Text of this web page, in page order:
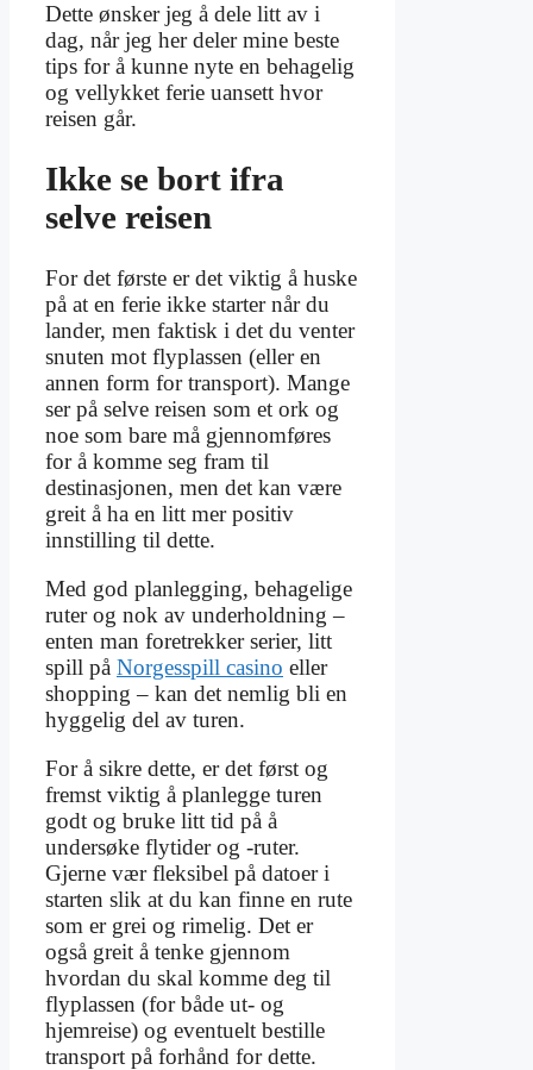
Dette ønsker jeg å dele litt av i
dag, når jeg her deler mine beste
tips for å kunne nyte en behagelig
og vellykket ferie uansett hvor
reisen går.
Ikke se bort ifra
selve reisen
For det første er det viktig å huske
på at en ferie ikke starter når du
lander, men faktisk i det du venter
snuten mot flyplassen (eller en
annen form for transport). Mange
ser på selve reisen som et ork og
noe som bare må gjennomføres
for å komme seg fram til
destinasjonen, men det kan være
greit å ha en litt mer positiv
innstilling til dette.
Med god planlegging, behagelige
ruter og nok av underholdning –
enten man foretrekker serier, litt
spill på Norgesspill casino eller
shopping – kan det nemlig bli en
hyggelig del av turen.
For å sikre dette, er det først og
fremst viktig å planlegge turen
godt og bruke litt tid på å
undersøke flytider og -ruter.
Gjerne vær fleksibel på datoer i
starten slik at du kan finne en rute
som er grei og rimelig. Det er
også greit å tenke gjennom
hvordan du skal komme deg til
flyplassen (for både ut- og
hjemreise) og eventuelt bestille
transport på forhånd for dette.